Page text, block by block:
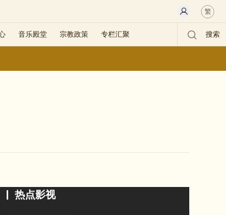
繁
音乐殿堂 宗教政策 专栏汇聚 搜索
热点影视